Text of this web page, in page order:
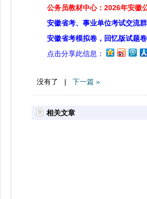
公务员教材中心：2026年安徽
安徽省考、事业单位考试交流
安徽省考模拟卷，回忆版试题
点击分享此信息：
没有了 | 下一篇 »
相关文章